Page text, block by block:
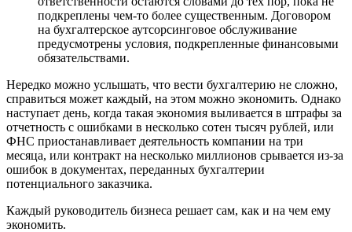
подкреплены чем-то более существенным. Договором
на бухгалтерское аутсорсинговое обслуживание
предусмотрены условия, подкрепленные финансовыми
обязательствами.
Нередко можно услышать, что вести бухгалтерию не сложно,
справиться может каждый, на этом можно экономить. Однако
наступает день, когда такая экономия выливается в штрафы за
отчетность с ошибками в несколько сотен тысяч рублей, или
ФНС приостанавливает деятельность компании на три
месяца, или контракт на несколько миллионов срывается из-за
ошибок в документах, переданных бухгалтерии
потенциального заказчика.
Каждый руководитель бизнеса решает сам, как и на чем ему
экономить.